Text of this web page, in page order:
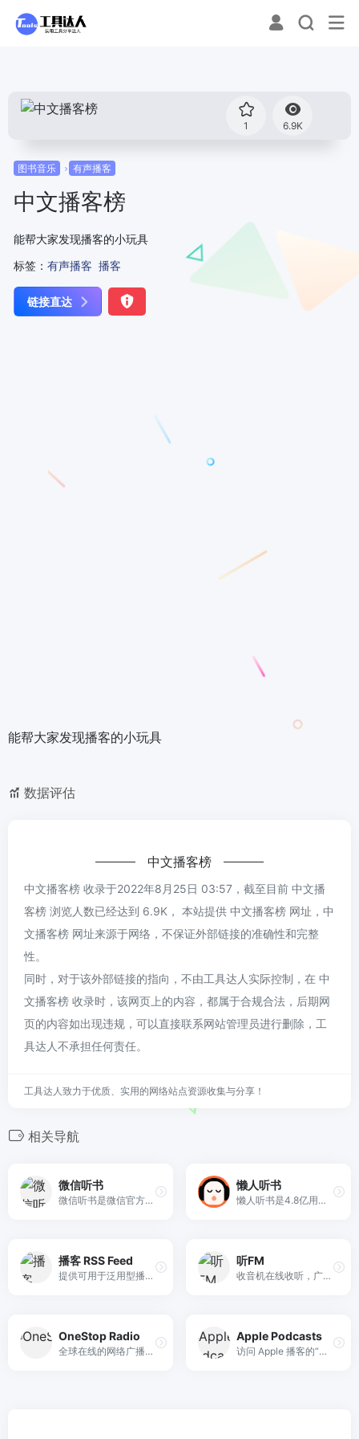
1 6.9K
图书音乐 有声播客
中文播客榜
能帮大家发现播客的小玩具
标签： 有声播客 播客
链接直达
能帮大家发现播客的小玩具
数据评估
中文播客榜
中文播客榜 收录于2022年8月25日 03:57，截至目前 中文播
客榜 浏览人数已经达到 6.9K， 本站提供 中文播客榜 网址，中
文播客榜 网址来源于网络，不保证外部链接的准确性和完整
性。
同时，对于该外部链接的指向，不由工具达人实际控制，在 中
文播客榜 收录时，该网页上的内容，都属于合规合法，后期网
页的内容如出现违规，可以直接联系网站管理员进行删除，工
具达人不承担任何责任。
工具达人致力于优质、实用的网络站点资源收集与分享！
相关导航
微信听书
微信听书是微信官方听书应用，可以免费收听有声小说、书籍和各类音频节目。提供海量正版有声读物，每天90分钟免费畅听。
懒人听书
懒人听书是4.8亿用户选择的综合性有声阅读交流平台。热门IP入驻，知名主播云集，原创小说、经典文学、海量精品栏目共筑有声阅读生态圈，解放双眼，畅听世界
播客 RSS Feed
提供可用于泛用型播客客户端订阅的来自喜马拉雅、荔枝FM、网易云音乐、微信公众号等播客、电台节目的 RSS Feed 服务
听FM
收音机在线收听，广播电台网络直播
OneStop Radio
全球在线的网络广播电台
Apple Podcasts
访问 Apple 播客的“新发现”页面，浏览最新上线的播客节目、人气创作者推荐，以及热门节目和热门单集排行榜。从任何 Apple 设备下载并收听或在线播放。